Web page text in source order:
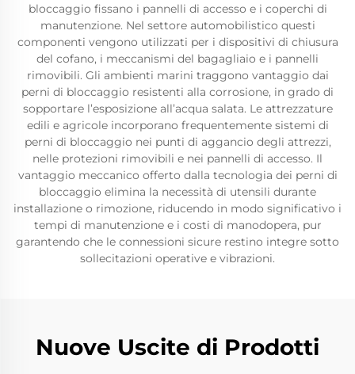
bloccaggio fissano i pannelli di accesso e i coperchi di
manutenzione. Nel settore automobilistico questi
componenti vengono utilizzati per i dispositivi di chiusura
del cofano, i meccanismi del bagagliaio e i pannelli
rimovibili. Gli ambienti marini traggono vantaggio dai
perni di bloccaggio resistenti alla corrosione, in grado di
sopportare l’esposizione all’acqua salata. Le attrezzature
edili e agricole incorporano frequentemente sistemi di
perni di bloccaggio nei punti di aggancio degli attrezzi,
nelle protezioni rimovibili e nei pannelli di accesso. Il
vantaggio meccanico offerto dalla tecnologia dei perni di
bloccaggio elimina la necessità di utensili durante
installazione o rimozione, riducendo in modo significativo i
tempi di manutenzione e i costi di manodopera, pur
garantendo che le connessioni sicure restino integre sotto
sollecitazioni operative e vibrazioni.
Nuove Uscite di Prodotti